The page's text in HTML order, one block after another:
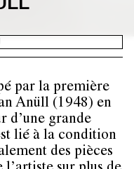
par la première
Anüll (1948) en
d’une grande
lié à la condition
des pièces